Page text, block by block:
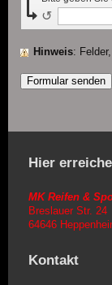
↺
Hinweis :
Hier
MK Reifen &
Breslauer Str. 24
64646
Kontakt